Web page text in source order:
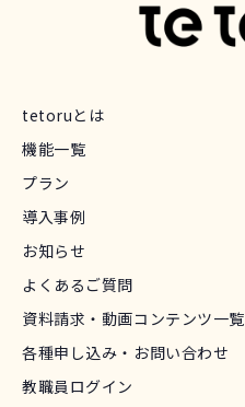
tetoruとは
機能一覧
プラン
導入事例
お知らせ
よくあるご質問
資料請求・動画コンテンツ一覧
各種申し込み・お問い合わせ
教職員ログイン